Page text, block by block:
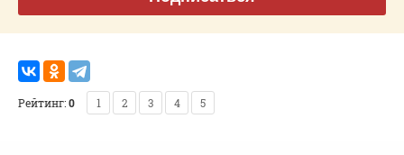
Рейтинг:0 1 2 3 4 5